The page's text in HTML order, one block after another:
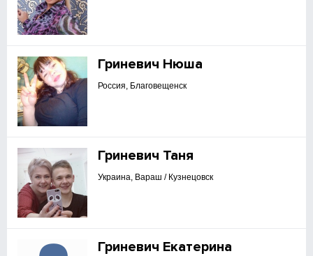
Гриневич Нюша
Россия, Благовещенск
Гриневич Таня
Украина, Вараш / Кузнецовск
Гриневич Екатерина